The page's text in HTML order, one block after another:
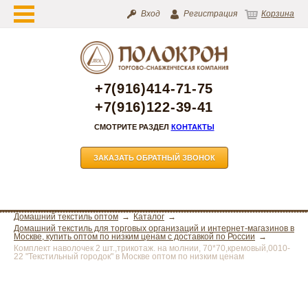
Вход Регистрация Корзина
+7(916)414-71-75
+7(916)122-39-41
СМОТРИТЕ РАЗДЕЛ КОНТАКТЫ
ЗАКАЗАТЬ ОБРАТНЫЙ ЗВОНОК
Домашний текстиль оптом
Каталог
Домашний текстиль для торговых организаций и интернет-магазинов в
Москве, купить оптом по низким ценам с доставкой по России
Комплект наволочек 2 шт.,трикотаж. на молнии, 70*70,кремовый,0010-
22 "Текстильный городок" в Москве оптом по низким ценам